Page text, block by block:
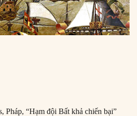
Pháp, “Hạm đội Bất khả chiến bại”